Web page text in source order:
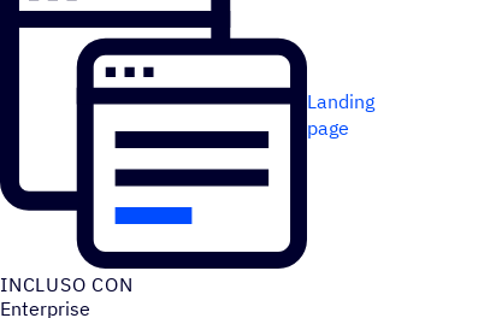
Landing
page
INCLUSO CON
Enterprise